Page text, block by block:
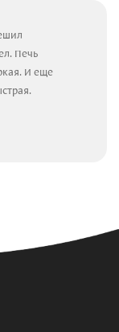
Печь
И еще